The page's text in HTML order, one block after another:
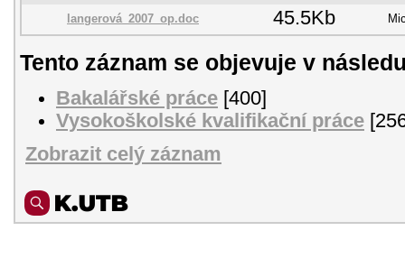
langerová_2007_op.doc 45.5Kb
Tento záznam se objevuje v
Bakalářské práce [400]
Vysokoškolské kvalifikační práce
Zobrazit celý záznam